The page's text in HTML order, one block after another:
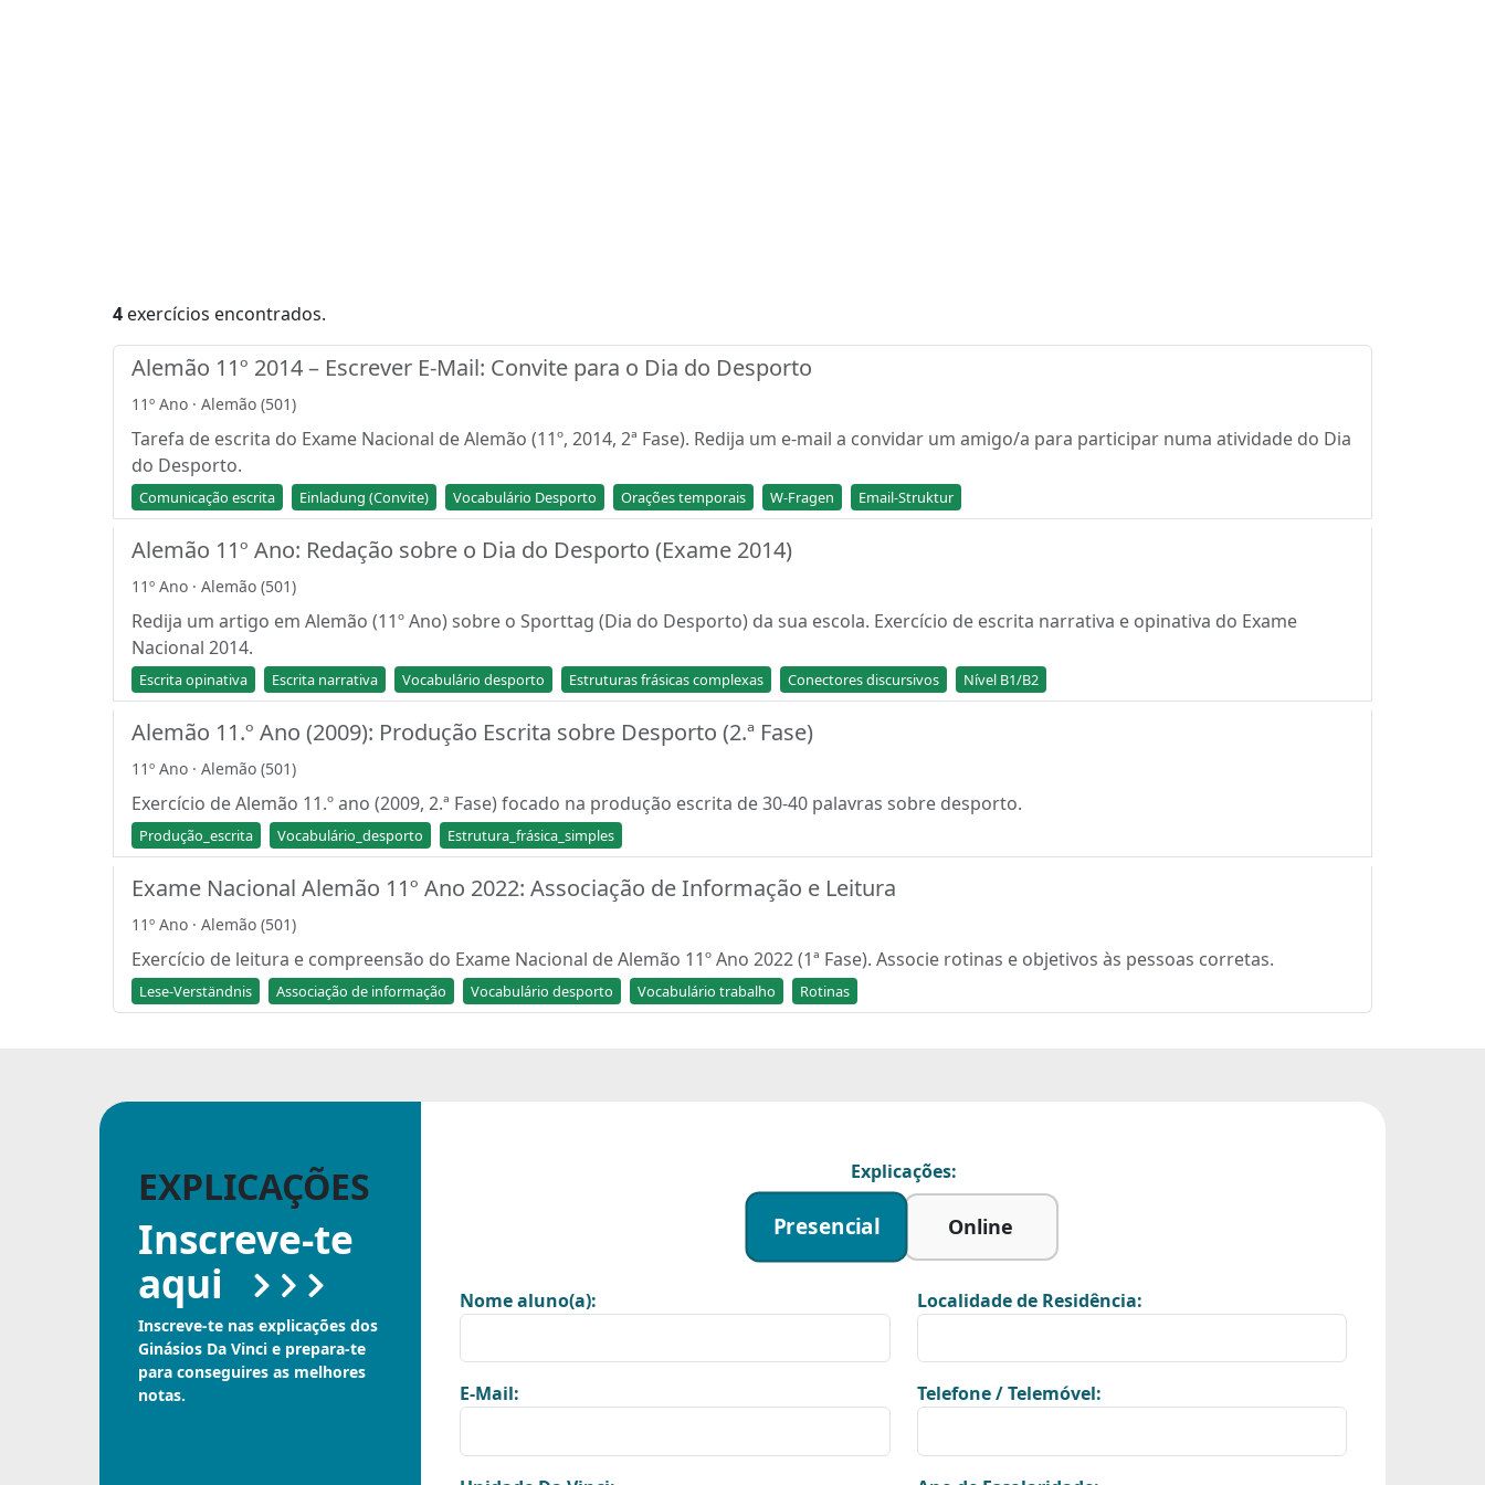
4 exercícios encontrados.
Alemão 11º 2014 – Escrever E-Mail: Convite para o Dia do Desporto
11º Ano · Alemão (501)
Tarefa de escrita do Exame Nacional de Alemão (11º, 2014, 2ª Fase). Redija um e-mail a convidar um amigo/a para participar numa atividade do Dia
do Desporto.
Comunicação escrita Einladung (Convite) Vocabulário Desporto Orações temporais W-Fragen Email-Struktur
Alemão 11º Ano: Redação sobre o Dia do Desporto (Exame 2014)
11º Ano · Alemão (501)
Redija um artigo em Alemão (11º Ano) sobre o Sporttag (Dia do Desporto) da sua escola. Exercício de escrita narrativa e opinativa do Exame
Nacional 2014.
Escrita opinativa Escrita narrativa Vocabulário desporto Estruturas frásicas complexas Conectores discursivos Nível B1/B2
Alemão 11.º Ano (2009): Produção Escrita sobre Desporto (2.ª Fase)
11º Ano · Alemão (501)
Exercício de Alemão 11.º ano (2009, 2.ª Fase) focado na produção escrita de 30-40 palavras sobre desporto.
Produção_escrita Vocabulário_desporto Estrutura_frásica_simples
Exame Nacional Alemão 11º Ano 2022: Associação de Informação e Leitura
11º Ano · Alemão (501)
Exercício de leitura e compreensão do Exame Nacional de Alemão 11º Ano 2022 (1ª Fase). Associe rotinas e objetivos às pessoas corretas.
Lese-Verständnis Associação de informação Vocabulário desporto Vocabulário trabalho Rotinas
EXPLICAÇÕES
Inscreve-te
aqui
Inscreve-te nas explicações dos
Ginásios Da Vinci e prepara-te
para conseguires as melhores
notas.
Explicações:
Presencial Online
Nome aluno(a): Localidade de Residência:
E-Mail: Telefone / Telemóvel: